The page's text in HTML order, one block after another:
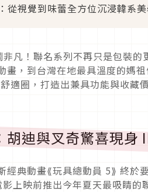
從視覺到味蕾全方位沉浸韓系
凡！聯名系列不再只是包裝
畫，到台灣在地最具溫度的媽
適圈，打造出兼具功能與收藏
迪與叉奇驚喜現身
經典動畫⟪玩具總動員 5⟫ 終於
上映前推出今年夏天最吸睛